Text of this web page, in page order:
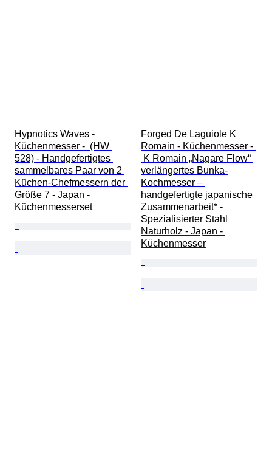
Hypnotics Waves -
Küchenmesser -  (HW
528) - Handgefertigtes
sammelbares Paar von 2
Küchen-Chefmessern der
Größe 7 - Japan -
Küchenmesserset
Forged De Laguiole K
Romain - Küchenmesser -
K Romain „Nagare Flow“
verlängertes Bunka-
Kochmesser –
handgefertigte japanische
Zusammenarbeit* -
Spezialisierter Stahl
Naturholz - Japan -
Küchenmesser